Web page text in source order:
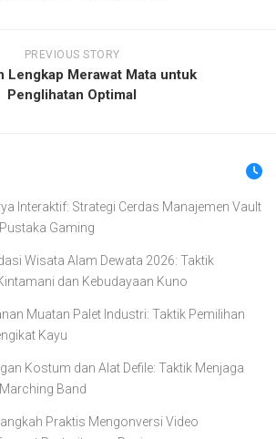
PREVIOUS STORY
Lengkap Merawat Mata untuk
Penglihatan Optimal
Interaktif: Strategi Cerdas Manajemen Vault
Gaming
Wisata Alam Dewata 2026: Taktik
dan Kebudayaan Kuno
Muatan Palet Industri: Taktik Pemilihan
Kayu
Kostum dan Alat Defile: Taktik Menjaga
Band
Praktis Mengonversi Video